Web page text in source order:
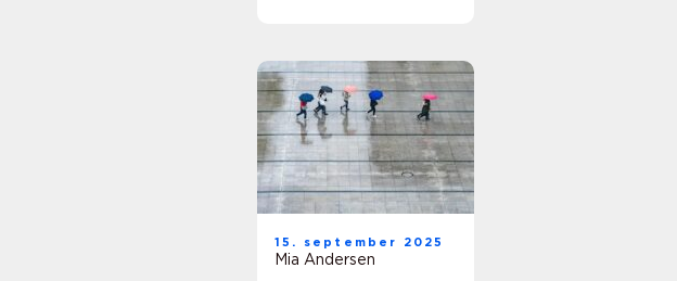
15. september 2025
Mia Andersen